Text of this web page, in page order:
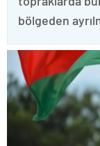
bölgeden